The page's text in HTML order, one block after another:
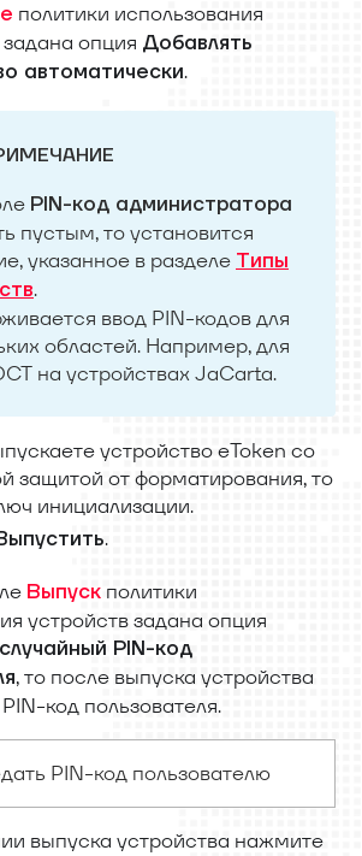
политики использования
опция Добавлять
автоматически.
PIN-код администратора
пустым, то установится
указанное в разделе Типы
.
ввод PIN-кодов для
областей. Например, для
на устройствах JaCarta.
устройство eToken со
защитой от форматирования, то
инициализации.
.
Выпуск политики
устройств задана опция
PIN-код
, то после выпуска устройства
код пользователя.
PIN-код пользователю
выпуска устройства нажмите